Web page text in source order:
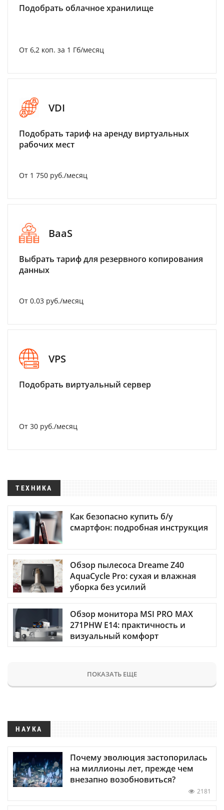
Подобрать облачное хранилище
От 6,2 коп. за 1 Гб/месяц
VDI
Подобрать тариф на аренду виртуальных
рабочих мест
От 1 750 руб./месяц
BaaS
Выбрать тариф для резервного копирования
данных
От 0.03 руб./месяц
VPS
Подобрать виртуальный сервер
От 30 руб./месяц
ТЕХНИКА
Как безопасно купить б/у
смартфон: подробная инструкция
Обзор пылесоса Dreame Z40
AquaCycle Pro: сухая и влажная
уборка без усилий
Обзор монитора MSI PRO MAX
271PHW E14: практичность и
визуальный комфорт
ПОКАЗАТЬ ЕЩЕ
НАУКА
Почему эволюция застопорилась
на миллионы лет, прежде чем
внезапно возобновиться?
2181